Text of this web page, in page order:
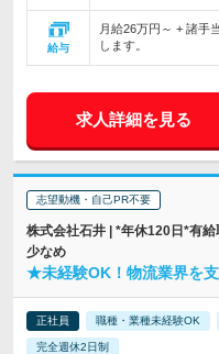
給与
月給26万円～ + 諸手
します。
求人詳細を見る
志望動機・自己PR不要
株式会社石井 | *年休120日*有
少なめ
★未経験OK！物流業界を支
正社員 職種・業種未経験OK
完全週休2日制